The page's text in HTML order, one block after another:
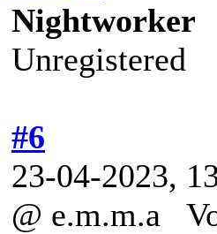
Nightworker
Unregistered
#6
23-04-2023,
@ e.m.m.a